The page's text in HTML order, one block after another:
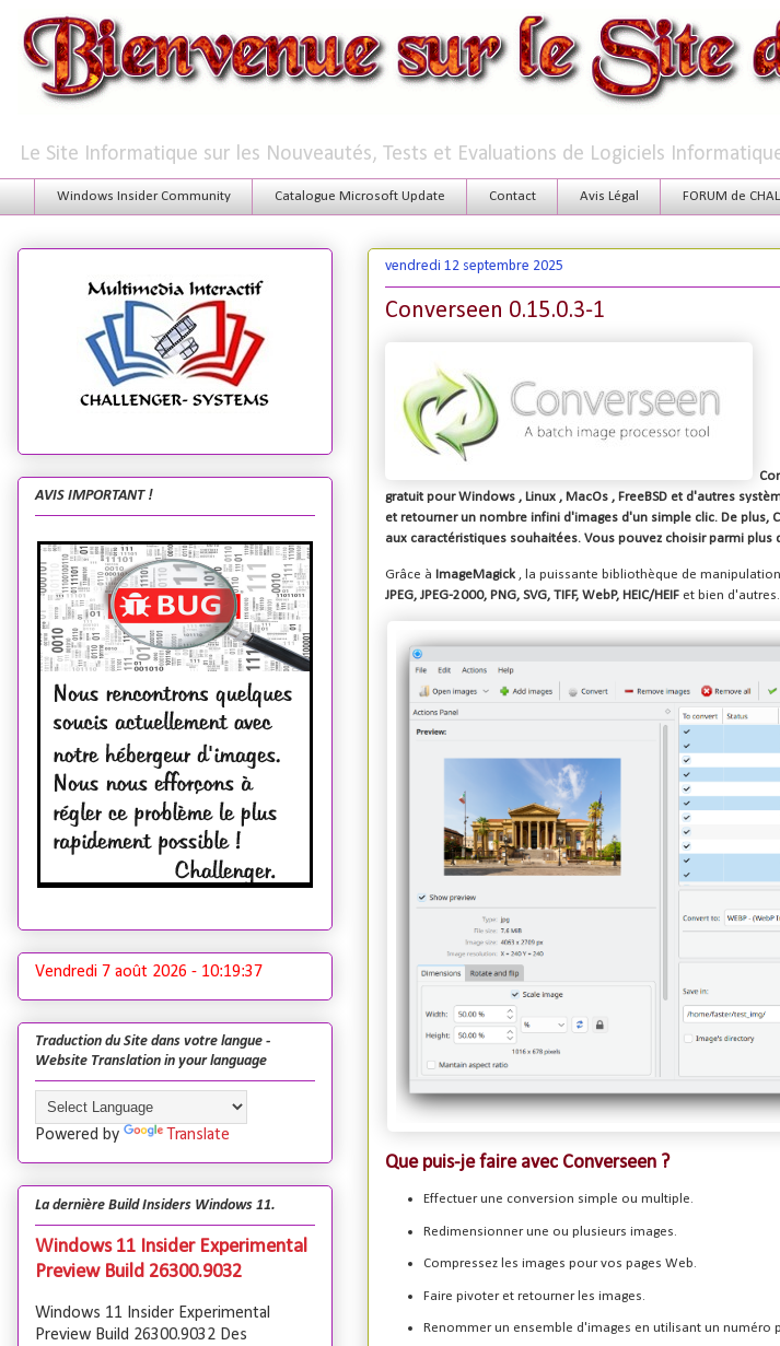
Le Site Informatique sur les Nouveautés, Tests et Evaluations de Logiciels
Windows Insider Community Catalogue Microsoft Update Contact Avis Légal FORUM de
vendredi 12 septembre 2025
Converseen 0.15.0.3-1
gratuit pourWindows , Linux , MacOs , FreeBSD et d'autres
et retournerun nombre infini d'images d'un simple clic. De plus,
aux caractéristiques souhaitées. Vous pouvez choisir parmi plus
Grâce à ImageMagick , la puissante bibliothèque de
JPEG, JPEG-2000, PNG, SVG, TIFF, WebP, HEIC/HEIF et bien d'autres.
Que puis-je faire avec Converseen ?
Effectuer une conversion simple ou multiple.
Redimensionner une ou plusieurs images.
Compressez les images pour vos pages Web.
Faire pivoter et retourner les images.
Renommer un ensemble d'images en utilisant un numéro
AVIS IMPORTANT !
Vendredi 7 août 2026 - 10:19:38
Traduction du Site dans votre langue -
Website Translation in your language
Powered by Translate
La dernière Build Insiders Windows 11.
Windows 11 Insider Experimental
Preview Build 26300.9032
Windows 11 Insider Experimental
Preview Build 26300.9032 Des